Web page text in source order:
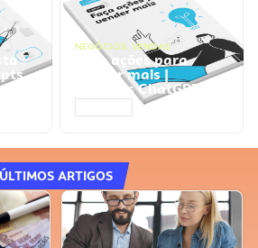
NEGÓCIOS, VENDAS
Faça ações para
vender mais |
Prompts ChatGPT
ÚLTIMOS ARTIGOS